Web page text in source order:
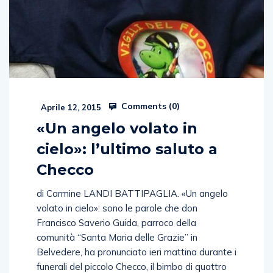
Aprile 12, 2015 Comments (0)
«Un angelo volato in
cielo»: l’ultimo saluto a
Checco
di Carmine LANDI BATTIPAGLIA. «Un angelo
volato in cielo»: sono le parole che don
Francisco Saverio Guida, parroco della
comunità “Santa Maria delle Grazie” in
Belvedere, ha pronunciato ieri mattina durante i
funerali del piccolo Checco, il bimbo di quattro